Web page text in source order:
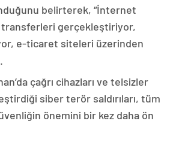
belirterek, “İnternet
transferleri gerçekleştiriyor,
e-ticaret siteleri üzerinden
çağrı cihazları ve telsizler
siber terör saldırıları, tüm
önemini bir kez daha ön